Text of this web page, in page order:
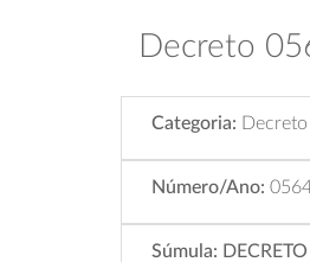
Decreto
Categoria: Decreto
Número/Ano:
Súmula: